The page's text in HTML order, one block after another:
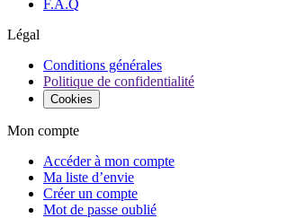
F.A.Q
Légal
Conditions générales
Politique de confidentialité
Cookies
Mon compte
Accéder à mon compte
Ma liste d’envie
Créer un compte
Mot de passe oublié